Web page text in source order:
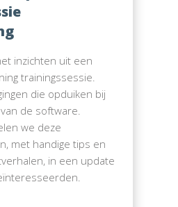
inzichten uit een
trainingssessie.
die opduiken bij
de software.
we deze
met handige tips en
in een update